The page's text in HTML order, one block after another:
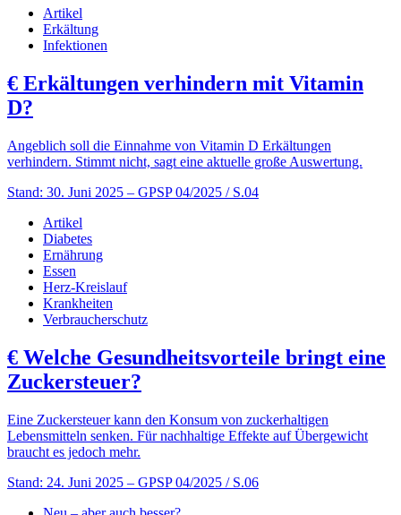
Artikel
Erkältung
Infektionen
€ Erkältungen verhindern mit Vitamin
D?
Angeblich soll die Einnahme von Vitamin D Erkältungen
verhindern. Stimmt nicht, sagt eine aktuelle große Auswertung.
Stand: 30. Juni 2025 – GPSP 04/2025 / S.04
Artikel
Diabetes
Ernährung
Essen
Herz-Kreislauf
Krankheiten
Verbraucherschutz
€ Welche Gesundheitsvorteile bringt eine
Zuckersteuer?
Eine Zuckersteuer kann den Konsum von zuckerhaltigen
Lebensmitteln senken. Für nachhaltige Effekte auf Übergewicht
braucht es jedoch mehr.
Stand: 24. Juni 2025 – GPSP 04/2025 / S.06